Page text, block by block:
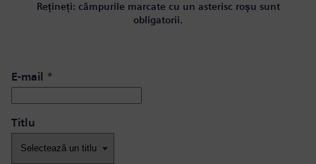
Rețineți: câmpurile marcate cu un asterisc roșu sunt
obligatorii.
E-mail *
Titlu